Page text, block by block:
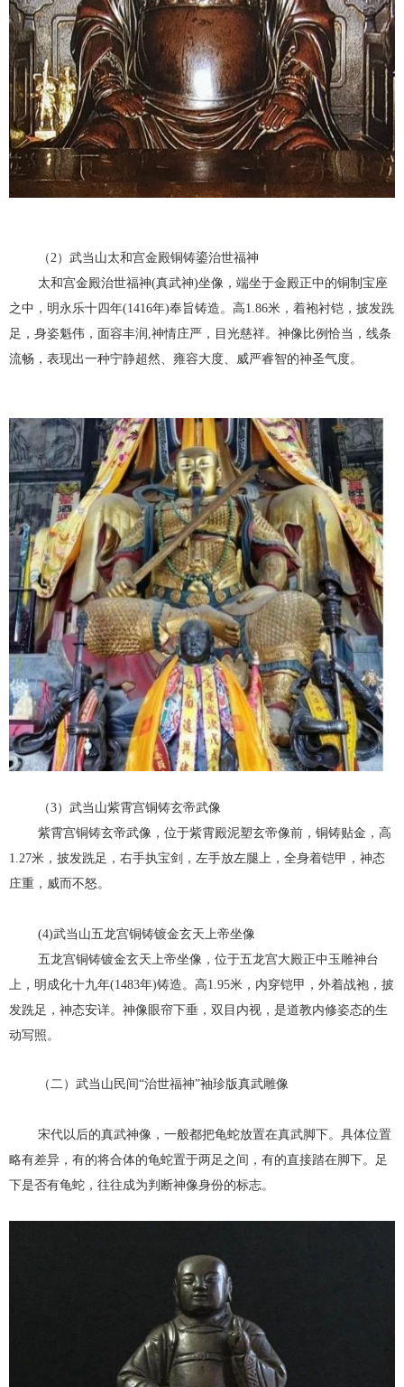
（2）武当山太和宫金殿铜铸鎏治世福神
太和宫金殿治世福神(真武神)坐像，端坐于金殿正中的铜制宝座
之中，明永乐十四年(1416年)奉旨铸造。高1.86米，着袍衬铠，披发跣
足，身姿魁伟，面容丰润,神情庄严，目光慈祥。神像比例恰当，线条
流畅，表现出一种宁静超然、雍容大度、威严睿智的神圣气度。
（3）武当山紫霄宫铜铸玄帝武像
紫霄宫铜铸玄帝武像，位于紫霄殿泥塑玄帝像前，铜铸贴金，高
1.27米，披发跣足，右手执宝剑，左手放左腿上，全身着铠甲，神态
庄重，威而不怒。
(4)武当山五龙宫铜铸镀金玄天上帝坐像
五龙宫铜铸镀金玄天上帝坐像，位于五龙宫大殿正中玉雕神台
上，明成化十九年(1483年)铸造。高1.95米，内穿铠甲，外着战袍，披
发跣足，神态安详。神像眼帘下垂，双目内视，是道教内修姿态的生
动写照。
（二）武当山民间“治世福神”袖珍版真武雕像
宋代以后的真武神像，一般都把龟蛇放置在真武脚下。具体位置
略有差异，有的将合体的龟蛇置于两足之间，有的直接踏在脚下。足
下是否有龟蛇，往往成为判断神像身份的标志。